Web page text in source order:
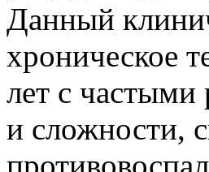
Данный
хроническое
лет с частыми
и сложности,